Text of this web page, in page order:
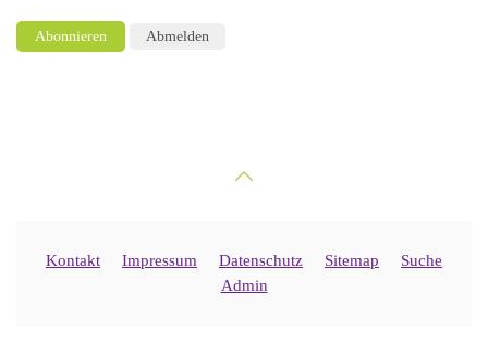
Abonnieren Abmelden
Kontakt Impressum Datenschutz Sitemap
Suche
Admin